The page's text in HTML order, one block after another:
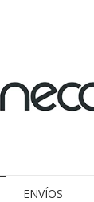
ENVÍOS